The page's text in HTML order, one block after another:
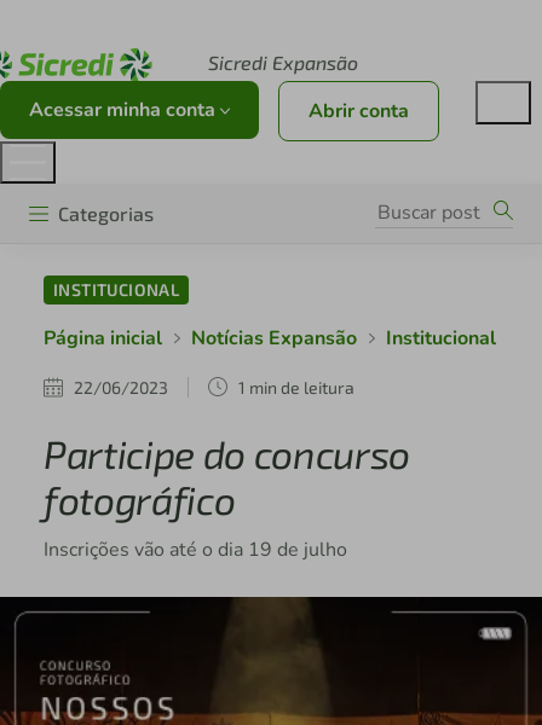
Sicredi Expansão
Acessar minha conta Abrir conta
Categorias
INSTITUCIONAL
Página inicial Notícias Expansão Institucional
22/06/2023 1 min de leitura
Participe do concurso
fotográfico
Inscrições vão até o dia 19 de julho